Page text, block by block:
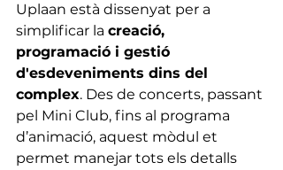
Uplaan està dissenyat per a
simplificar la creació,
programació i gestió
d'esdeveniments dins del
complex. Des de concerts, passant
pel Mini Club, fins al programa
d’animació, aquest mòdul et
permet manejar tots els detalls